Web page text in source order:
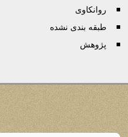
روانكاوی
طبقه بندی نشده
پژوهش